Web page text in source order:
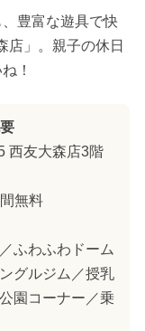
豊富な遊具で快
店」。親子の休日
！
西友大森店3階
無料
ふわふわドーム
グルジム／授乳
園コーナー／乗